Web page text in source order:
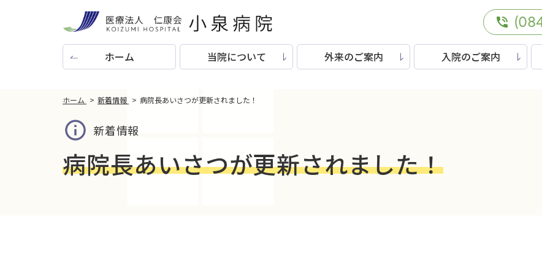
ホーム 当院について 外来のご案内 入院のご案内
ホーム 新着情報 病院長あいさつが更新されました！
新着情報
病院長あいさつが更新されました！